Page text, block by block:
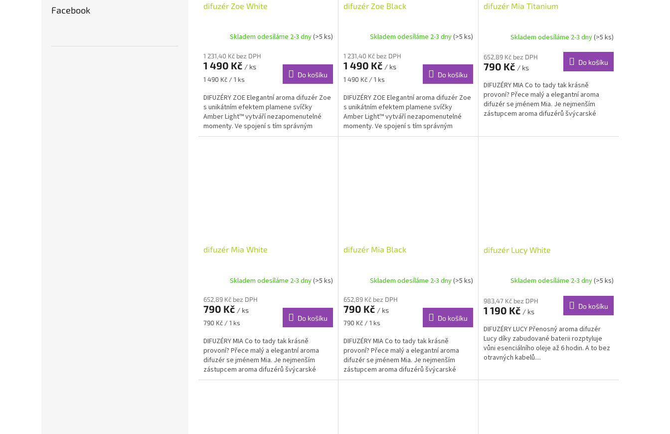
Facebook difuzér Zoe White
Skladem odesíláme 2-3 dny(>5 ks)
1 231,40 Kč bez DPH
1 490 Kč / ks
Měrná
1 490 Kč / 1 ks
Do košíku
DIFUZÉRY ZOE Elegantní aroma difuzér Zoe
s unikátním efektem plamene svíčky
Amber Light™ vytváří nezapomenutelné
momenty. Ve spojení s tím správným
esenciálním...
difuzér Zoe Black
Skladem odesíláme 2-3 dny(>5 ks)
1 231,40 Kč bez DPH
1 490 Kč / ks
Měrná
1 490 Kč / 1 ks
Do košíku
DIFUZÉRY ZOE Elegantní aroma difuzér Zoe
s unikátním efektem plamene svíčky
Amber Light™ vytváří nezapomenutelné
momenty. Ve spojení s tím správným
esenciálním...
difuzér Mia Titanium
Skladem odesíláme 2-3 dny(>5 ks)
652,89 Kč bez DPH
790 Kč / ks
Do košíku
DIFUZÉRY MIA Co to tady tak krásně
provoní? Přece malý a elegantní aroma
difuzér se jménem Mia. Je nejmenším
zástupcem aroma difuzérů švýcarské
difuzér Mia White
Skladem odesíláme 2-3 dny(>5 ks)
652,89 Kč bez DPH
790 Kč / ks
Měrná
790 Kč / 1 ks
Do košíku
DIFUZÉRY MIA Co to tady tak krásně
provoní? Přece malý a elegantní aroma
difuzér se jménem Mia. Je nejmenším
zástupcem aroma difuzérů švýcarské
značky Stadler Form. Díky...
difuzér Mia Black
Skladem odesíláme 2-3 dny(>5 ks)
652,89 Kč bez DPH
790 Kč / ks
Měrná
790 Kč / 1 ks
Do košíku
DIFUZÉRY MIA Co to tady tak krásně
provoní? Přece malý a elegantní aroma
difuzér se jménem Mia. Je nejmenším
zástupcem aroma difuzérů švýcarské
značky Stadler Form. Díky...
difuzér Lucy White
Skladem odesíláme 2-3 dny(>5 ks)
983,47 Kč bez DPH
1 190 Kč / ks
Do košíku
DIFUZÉRY LUCY Přenosný aroma difuzér
Lucy díky zabudované baterii rozptyluje
vůni esenciálního oleje až 6 hodin. A to bez
otravných kabelů....